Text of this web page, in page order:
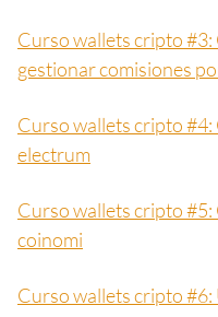
Curso wallets cripto
gestionar comisiones
Curso wallets cripto #4:
electrum
Curso wallets cripto #5:
coinomi
Curso wallets cripto